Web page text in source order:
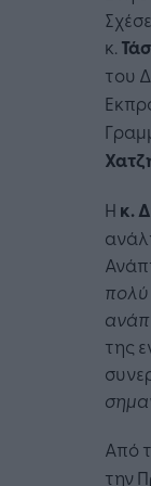
κ.
του
Η κ.
πολύ
της
Από
την